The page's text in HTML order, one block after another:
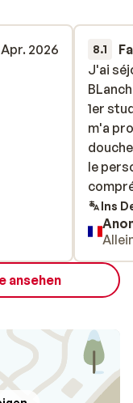
2026
8.1
J'ai
1er
m'a
le
J'ai
1er
m'a
le
Ins
ansehen